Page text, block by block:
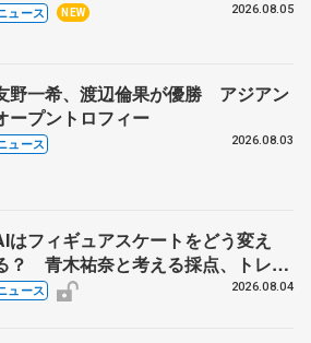
ュース NEW 2026.08.05
野一希、渡辺倫果が優勝 アジアン
ープントロフィー
ュース 2026.08.03
はフィギュアスケートをどう変え
？ 青木祐奈と考える採点、トレー
ングの未来
ュース 2026.08.04